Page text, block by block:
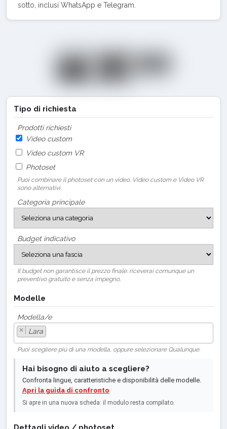
sotto, inclusi WhatsApp e Telegram.
Tipo di richiesta
Prodotti richiesti
Video custom
Video custom VR
Photoset
Puoi combinare il photoset con un video. Video custom e Video VR
sono alternativi.
Categoria principale
Budget indicativo
Il budget non garantisce il prezzo finale: riceverai comunque un
preventivo gratuito e senza impegno.
Modelle
Modella/e
×
Lara
Puoi scegliere più di una modella, oppure selezionare Qualunque.
Hai bisogno di aiuto a scegliere?
Confronta lingue, caratteristiche e disponibilità delle modelle.
Apri la guida di confronto
Si apre in una nuova scheda: il modulo resta compilato.